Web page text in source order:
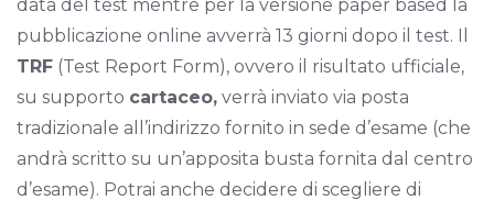
data del test mentre per la versione paper based la
pubblicazione online avverrà 13 giorni dopo il test. Il
TRF(Test Report Form), ovvero il risultato ufficiale,
su supporto cartaceo,verrà inviato via posta
tradizionale all’indirizzo fornito in sede d’esame (che
andrà scritto su un’apposita busta fornita dal centro
d’esame). Potrai anche decidere di scegliere di